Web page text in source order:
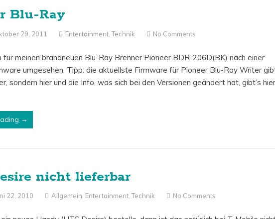
Blu-Ray
29, 2011 Entertainment ,Technik No Comments
für meinen brandneuen Blu-Ray Brenner Pioneer BDR-206D(BK) nach einer
umgesehen. Tipp: die aktuellste Firmware für Pioneer Blu-Ray Writer
sondern hier und die Info, was sich bei den Versionen geändert hat, gibt’s hier.
→
nicht lieferbar
22, 2010 Allgemein Entertainment ,Technik No Comments